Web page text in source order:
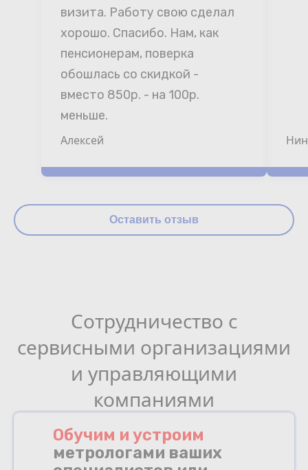
визита. Работу свою сделал
хорошо. Спасибо. Нам, как
пенсионерам, поверка
обошлась со скидкой -
вместо 850р. - на 100р.
меньше.
Алексей
Оставить отзыв
Сотрудничество с
сервисными организациями
и управляющими
компаниями
Обучим и устроим
метрологами ваших